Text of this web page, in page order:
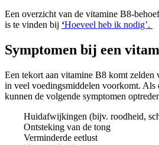
Een overzicht van de vitamine B8-
is te vinden bij ‘Hoeveel heb ik nodig’.
Symptomen bij een
Een tekort aan vitamine B8 komt zelden
in veel voedingsmiddelen voorkomt. Als
kunnen de volgende symptomen
Huidafwijkingen (bijv. roodheid,
Ontsteking van de tong
Verminderde eetlust